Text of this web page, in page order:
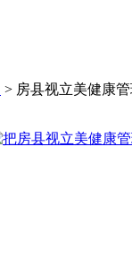
> 房县视立美健康